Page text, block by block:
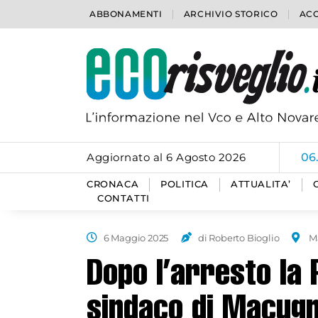
ABBONAMENTI ARCHIVIO STORICO
Aggiornato al 6 Agosto 2026
CRONACA POLITICA ATTUALITA’
CONTATTI
6 Maggio 2025 di Roberto Bioglio
Dopo l’arresto